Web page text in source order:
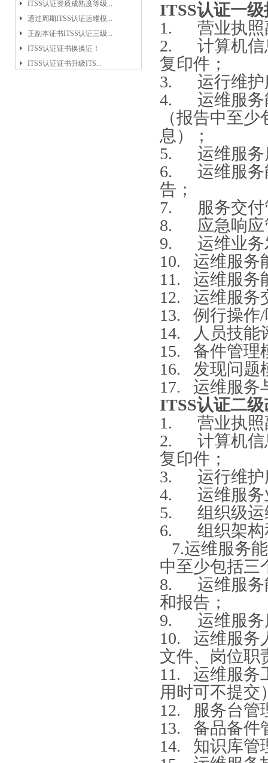
ITSS认证证书有效期多久...
ITSS认证一
1. 营业执照
2. 计算机信
复印件；
3. 运行维护
4. 运维服务
（报告中至
息）；
5. 运维服务
6. 运维服务
告；
7. 服务交付
8. 应急响应
9. 运维业务
10. 运维服务
11. 运维服务
12. 运维服务
13. 例行操作/
14. 人员技能
15. 备件管理
16. 发现问题
17. 运维服务
ITSS认证二
1. 营业执照
2. 计算机信
复印件；
3. 运行维护
4. 运维服务
5. 组织级运
6. 组织架构
7. 7.运维服务
中至少包括三
8. 运维服务
和报告；
9. 运维服务
10. 运维服务
文件、岗位职
11. 运维服务
用时可不提交
12. 服务台管
13. 备品备件
14. 知识库管